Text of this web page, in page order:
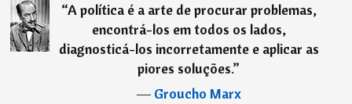
“A política é a arte de procurar problemas,
encontrá-los em todos os lados,
diagnosticá-los incorretamente e aplicar as
piores soluções.”
―Groucho Marx